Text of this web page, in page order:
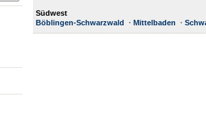
Südwest
Böblingen-Schwarzwald
Mittelbaden